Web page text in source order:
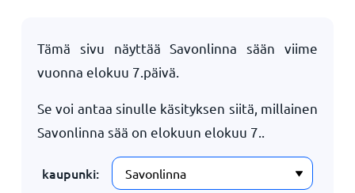
Tämä sivu näyttää Savonlinna sään viime
vuonna elokuu 7. päivä.
Se voi antaa sinulle käsityksen siitä, millainen
Savonlinna sää on elokuun elokuu 7.
kaupunki: